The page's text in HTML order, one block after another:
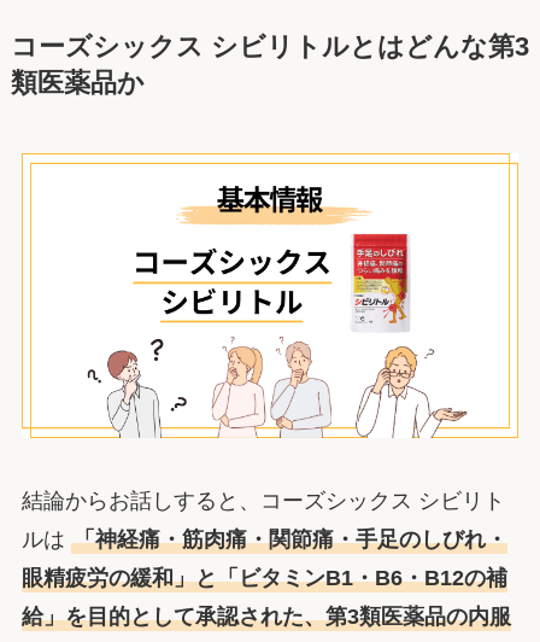
コーズシックス シビリトルとはどんな第3
類医薬品か
結論からお話しすると、コーズシックス シビリト
ルは 「神経痛・筋肉痛・関節痛・手足のしびれ・
眼精疲労の緩和」と「ビタミンB1・B6・B12の補
給」を目的として承認された、第3類医薬品の内服